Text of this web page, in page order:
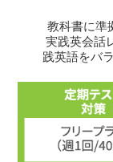
教科書に準
実践英会話
践英語をバ